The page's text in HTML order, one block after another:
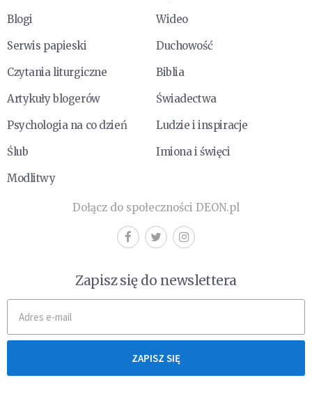
Blogi
Wideo
Serwis papieski
Duchowość
Czytania liturgiczne
Biblia
Artykuły blogerów
Świadectwa
Psychologia na co dzień
Ludzie i inspiracje
Ślub
Imiona i święci
Modlitwy
Dołącz do społeczności DEON.pl
Zapisz się do newslettera
ZAPISZ SIĘ